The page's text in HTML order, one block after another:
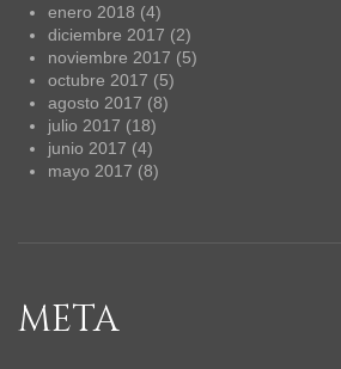
enero 2018 (4)
diciembre 2017 (2)
noviembre 2017 (5)
octubre 2017 (5)
agosto 2017 (8)
julio 2017 (18)
junio 2017 (4)
mayo 2017 (8)
META